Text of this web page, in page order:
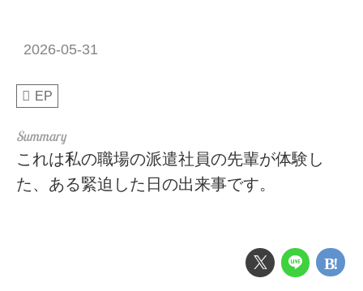
2026-05-31
EP
これは私の職場の派遣社員の先輩が体験し
た、ある緊迫した日の出来事です。